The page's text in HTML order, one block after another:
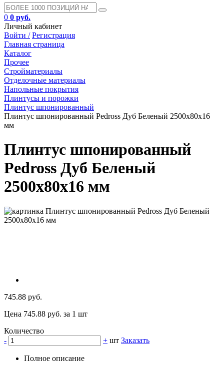
0 0 руб.
Личный кабинет
Войти / Регистрация
Главная страница
Каталог
Прочее
Стройматериалы
Отделочные материалы
Напольные покрытия
Плинтусы и порожки
Плинтус шпонированный
Плинтус шпонированный Pedross Дуб Беленый 2500х80х16
мм
Плинтус шпонированный
Pedross Дуб Беленый
2500х80х16 мм
745.88 руб.
Цена 745.88 руб. за 1 шт
Количество
-
+ шт Заказать
Полное описание